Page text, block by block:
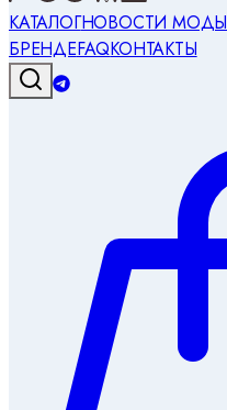
КАТАЛОГНОВОСТИ МОДЫ
БРЕНДЕFAQКОНТАКТЫ